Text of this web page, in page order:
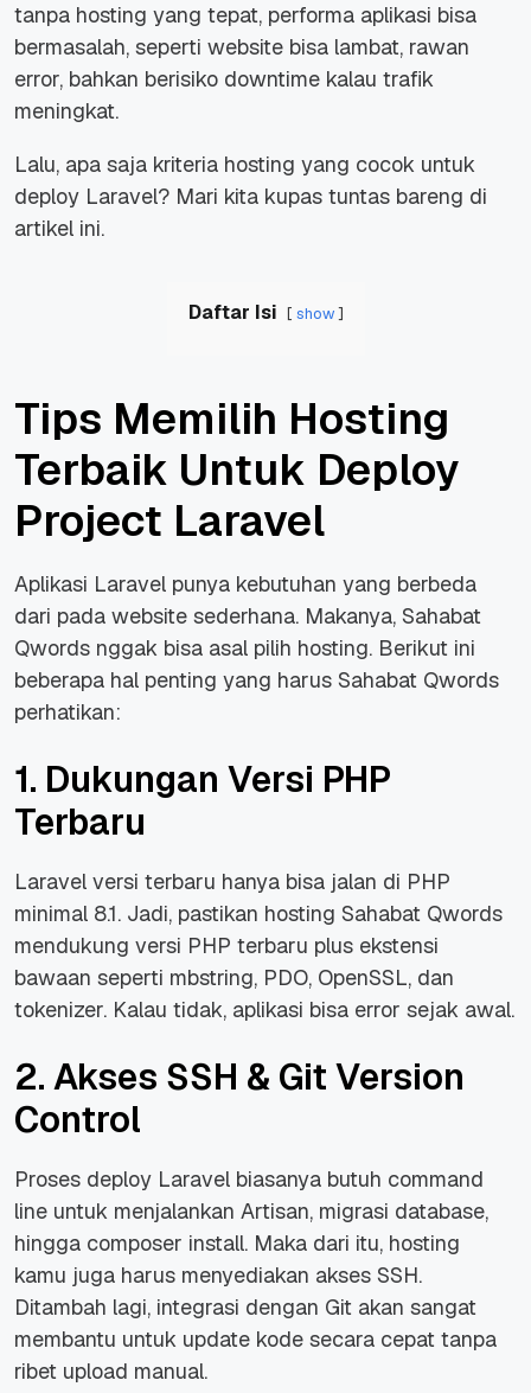
tanpa hosting yang tepat, performa aplikasi bisa
bermasalah, seperti website bisa lambat, rawan
error, bahkan berisiko downtime kalau trafik
meningkat.
Lalu, apa saja kriteria hosting yang cocok untuk
deploy Laravel? Mari kita kupas tuntas bareng di
artikel ini.
Daftar Isi show
Tips Memilih Hosting
Terbaik Untuk Deploy
Project Laravel
Aplikasi Laravel punya kebutuhan yang berbeda
dari pada website sederhana. Makanya, Sahabat
Qwords nggak bisa asal pilih hosting. Berikut ini
beberapa hal penting yang harus Sahabat Qwords
perhatikan:
1. Dukungan Versi PHP
Terbaru
Laravel versi terbaru hanya bisa jalan di PHP
minimal 8.1. Jadi, pastikan hosting Sahabat Qwords
mendukung versi PHP terbaru plus ekstensi
bawaan seperti mbstring, PDO, OpenSSL, dan
tokenizer. Kalau tidak, aplikasi bisa error sejak awal.
2. Akses SSH & Git Version
Control
Proses deploy Laravel biasanya butuh command
line untuk menjalankan Artisan, migrasi database,
hingga composer install. Maka dari itu, hosting
kamu juga harus menyediakan akses SSH.
Ditambah lagi, integrasi dengan Git akan sangat
membantu untuk update kode secara cepat tanpa
ribet upload manual.